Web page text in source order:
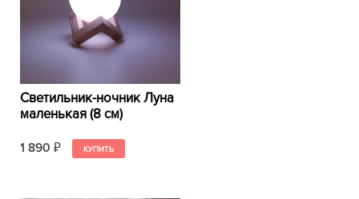
Светильник-ночник Луна
маленькая (8 см)
1 890 ₽